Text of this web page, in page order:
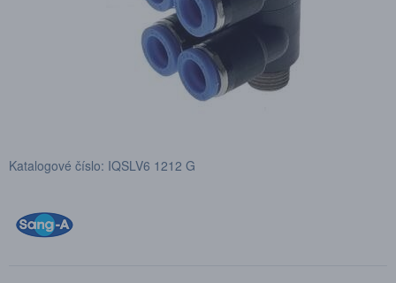
Katalogové číslo: IQSLV6 1212 G